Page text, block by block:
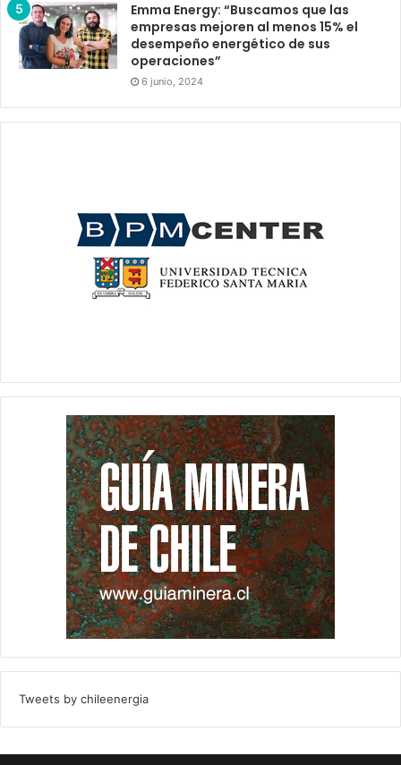
Emma Energy: “Buscamos que las
empresas mejoren al menos 15% el
desempeño energético de sus
operaciones”
6 junio, 2024
Tweets by chileenergia